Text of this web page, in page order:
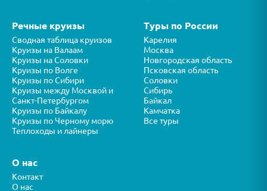
Речные круизы
Сводная таблица круизов
Круизы на Валаам
Круизы на Соловки
Круизы по Волге
Круизы по Сибири
Круизы между Москвой и
Санкт-Петербургом
Круизы по Байкалу
Круизы по Черному морю
Теплоходы и лайнеры
Туры по России
Карелия
Москва
Новгородская область
Псковская область
Соловки
Сибирь
Байкал
Камчатка
Все туры
О нас
Контакт
О нас